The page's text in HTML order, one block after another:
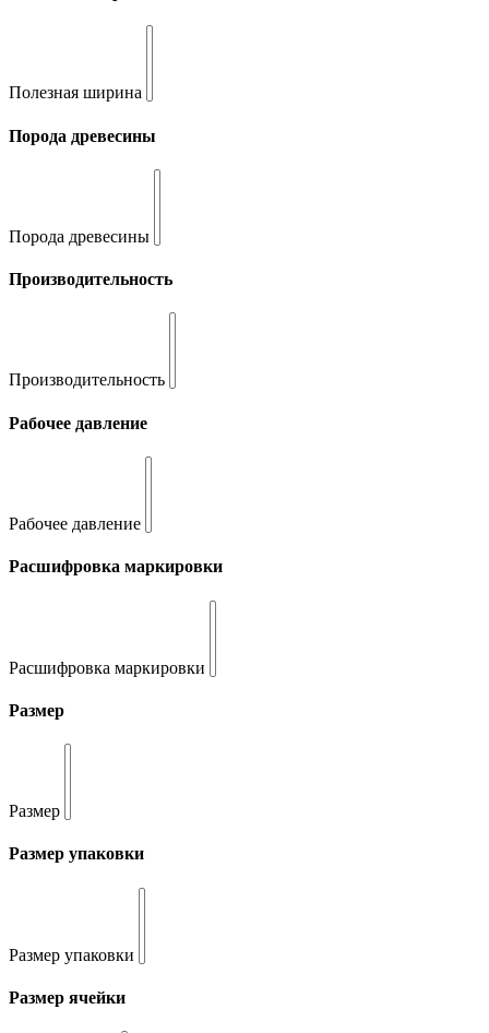
Полезная ширина
Порода древесины
Порода древесины
Производительность
Производительность
Рабочее давление
Рабочее давление
Расшифровка маркировки
Расшифровка маркировки
Размер
Размер
Размер упаковки
Размер упаковки
Размер ячейки